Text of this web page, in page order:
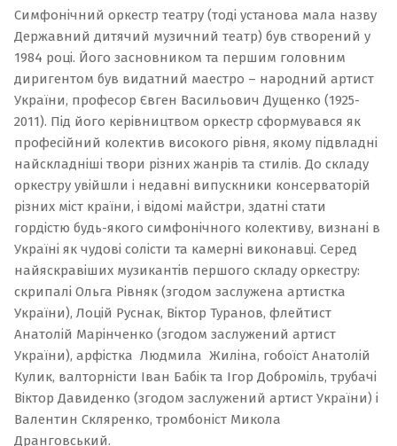
Симфонічний оркестр театру (тоді установа мала назву
Державний дитячий музичний театр) був створений у
1984 році. Його засновником та першим головним
диригентом був видатний маестро – народний артист
України, професор Євген Васильович Дущенко (1925-
2011). Під його керівництвом оркестр сформувався як
професійний колектив високого рівня, якому підвладні
найскладніші твори різних жанрів та стилів. До складу
оркестру увійшли і недавні випускники консерваторій
різних міст країни, і відомі майстри, здатні стати
гордістю будь-якого симфонічного колективу, визнані в
Україні як чудові солісти та камерні виконавці. Серед
найяскравіших музикантів першого складу оркестру:
скрипалі Ольга Рівняк (згодом заслужена артистка
України), Лоцій Руснак, Віктор Туранов, флейтист
Анатолій Марінченко (згодом заслужений артист
України), арфістка Людмила Жиліна, гобоїст Анатолій
Кулик, валторністи Іван Бабік та Ігор Доброміль, трубачі
Віктор Давиденко (згодом заслужений артист України) і
Валентин Скляренко, тромбоніст Микола
Дранговський.